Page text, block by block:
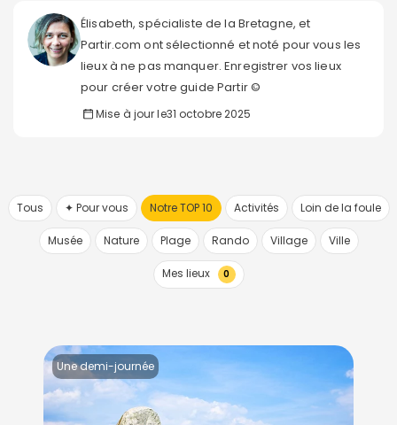
Élisabeth, spécialiste de la Bretagne, et
Partir.com ont sélectionné et noté pour vous les
lieux à ne pas manquer. Enregistrer vos lieux
pour créer votre guide Partir ©
Mise à jour le31 octobre 2025
Tous ✦ Pour vous Notre TOP 10 Activités Loin de la foule
Musée Nature Plage Rando Village Ville
Mes lieux 0
Une demi-journée